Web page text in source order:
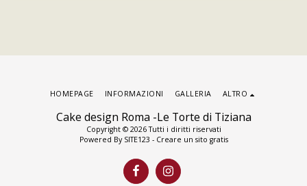
Cake design Roma -Le Torte di Tiziana
Copyright © 2026 Tutti i diritti riservati
Powered By SITE123 - Creare un sito gratis
HOMEPAGE INFORMAZIONI GALLERIA ALTRO